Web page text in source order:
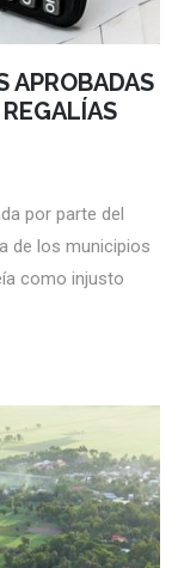
APROBADAS
por parte del
de los municipios
como injusto